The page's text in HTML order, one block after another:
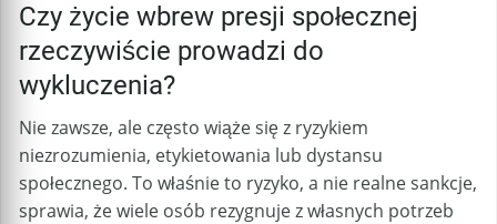
Czy życie wbrew presji społecznej
rzeczywiście prowadzi do
wykluczenia?
Nie zawsze, ale często wiąże się z ryzykiem
niezrozumienia, etykietowania lub dystansu
społecznego. To właśnie to ryzyko, a nie realne sankcje,
sprawia, że wiele osób rezygnuje z własnych potrzeb